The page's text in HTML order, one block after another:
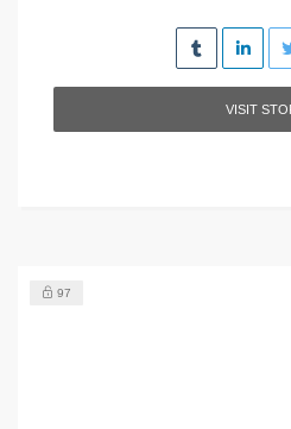
VISIT
97